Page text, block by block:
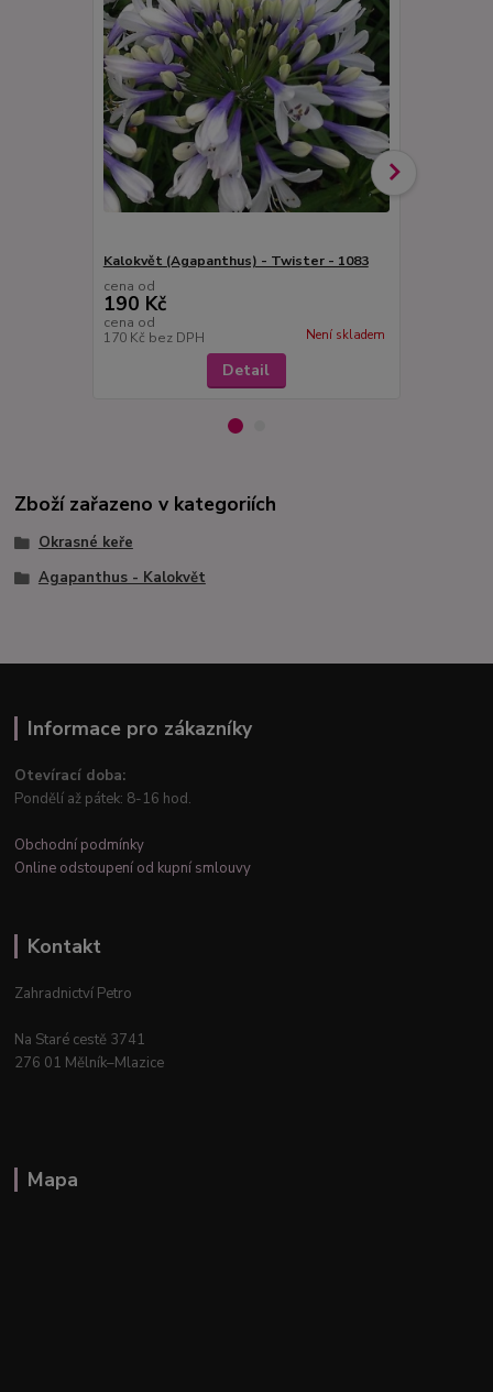
Kalokvět (Agapanthus) - Twister - 1083
cena od
190 Kč
cena od
170 Kč bez DPH Není skladem
Detail
Zboží zařazeno v kategoriích
Okrasné keře
Agapanthus - Kalokvět
Informace pro zákazníky
Otevírací doba:
Pondělí až pátek: 8-16 hod.
Obchodní podmínky
Online odstoupení od kupní smlouvy
Kontakt
Zahradnictví Petro
Na Staré cestě 3741
276 01 Mělník–Mlazice
Mapa